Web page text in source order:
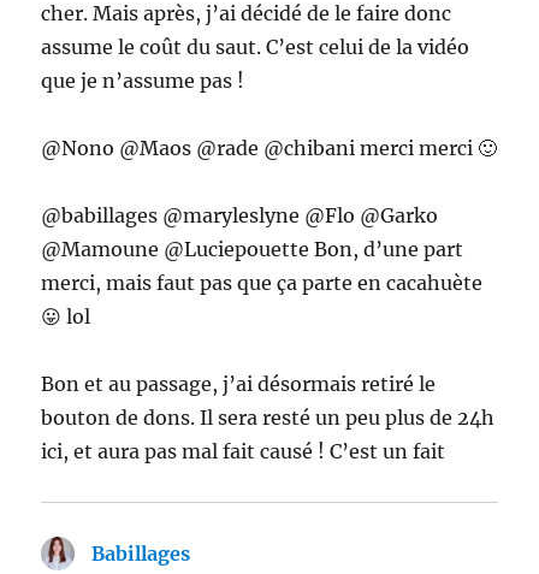
cher. Mais après, j’ai décidé de le faire donc
assume le coût du saut. C’est celui de la vidéo
que je n’assume pas !
@Nono @Maos @rade @chibani merci merci 🙂
@babillages @maryleslyne @Flo @Garko
@Mamoune @Luciepouette Bon, d’une part
merci, mais faut pas que ça parte en cacahuète
😛 lol
Bon et au passage, j’ai désormais retiré le
bouton de dons. Il sera resté un peu plus de 24h
ici, et aura pas mal fait causé ! C’est un fait
Babillages